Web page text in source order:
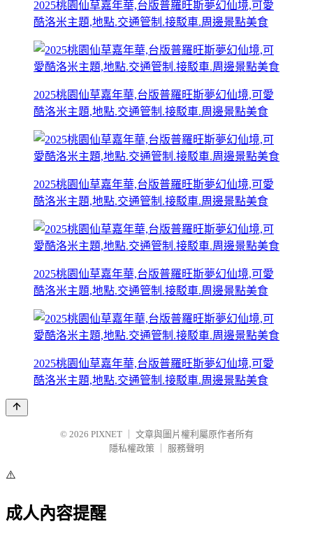
2025桃園仙草嘉年華,台版普羅旺斯夢幻仙境,可愛
酷洛米主題,地點.交通管制.接駁車.周邊景點美食
2025桃園仙草嘉年華,台版普羅旺斯夢幻仙境,可愛
酷洛米主題,地點.交通管制.接駁車.周邊景點美食
2025桃園仙草嘉年華,台版普羅旺斯夢幻仙境,可愛
酷洛米主題,地點.交通管制.接駁車.周邊景點美食
2025桃園仙草嘉年華,台版普羅旺斯夢幻仙境,可愛
酷洛米主題,地點.交通管制.接駁車.周邊景點美食
2025桃園仙草嘉年華,台版普羅旺斯夢幻仙境,可愛
酷洛米主題,地點.交通管制.接駁車.周邊景點美食
© 2026 PIXNET
文章與圖片權利屬原作者所有
隱私權政策
服務聲明
⚠️
成人內容提醒